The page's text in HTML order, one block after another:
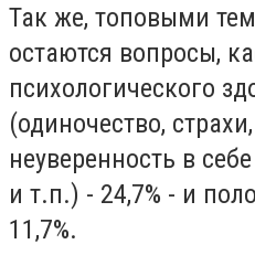
Так же, топовыми
остаются вопросы,
психологического
(одиночество,
неуверенность в
и т.п.) - 24,7% - и
11,7%.